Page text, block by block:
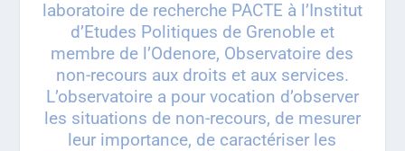
laboratoire de recherche PACTE à l’Institut
d’Etudes Politiques de Grenoble et
membre de l’Odenore, Observatoire des
non-recours aux droits et aux services.
L’observatoire a pour vocation d’observer
les situations de non-recours, de mesurer
leur importance, de caractériser les